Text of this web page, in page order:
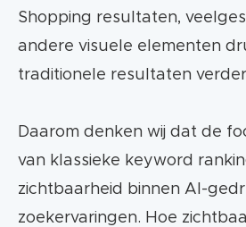
Shopping resultaten,
andere visuele elementen
traditionele resultaten
Daarom denken wij dat de
van klassieke keyword
zichtbaarheid binnen AI-
zoekervaringen. Hoe